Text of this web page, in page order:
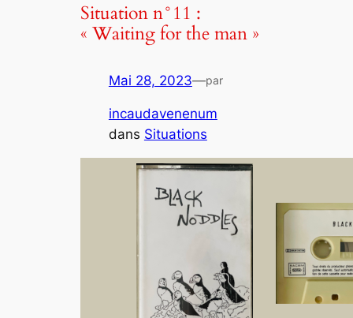
Situation n°11 :
« Waiting for the man »
Mai 28, 2023—par
incaudavenenum
dans Situations